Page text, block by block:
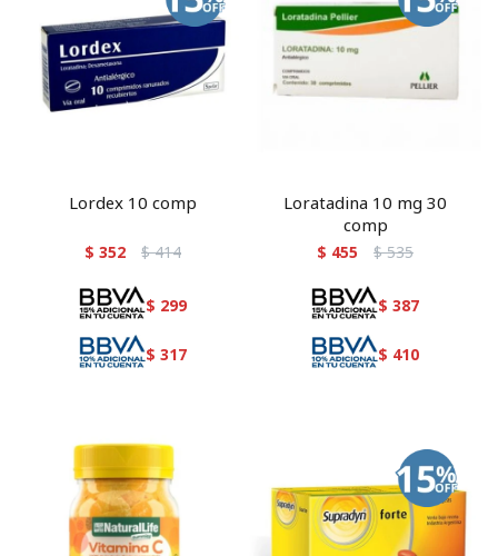
Lordex 10 comp
$ 352 $ 414
$ 299
$ 317
Loratadina 10 mg 30
comp
$ 455 $ 535
$ 387
$ 410